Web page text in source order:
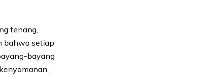
tenang,
bahwa setiap
bayang